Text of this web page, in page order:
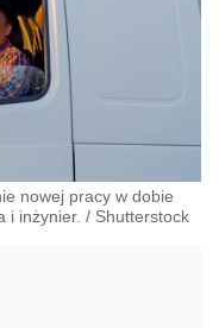
nowej pracy w dobie
i inżynier. / Shutterstock